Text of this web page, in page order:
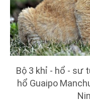
Bộ 3 khỉ - hổ - sư
hổ Guaipo